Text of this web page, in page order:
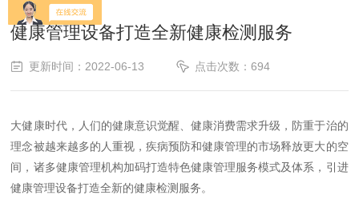
健康管理设备打造全新健康检测服务
更新时间：2022-06-13 点击次数：694
大健康时代，人们的健康意识觉醒、健康消费需求升级，防重于治的
理念被越来越多的人重视，疾病预防和健康管理的市场释放更大的空
间，诸多健康管理机构加码打造特色健康管理服务模式及体系，引进
健康管理设备打造全新的健康检测服务。